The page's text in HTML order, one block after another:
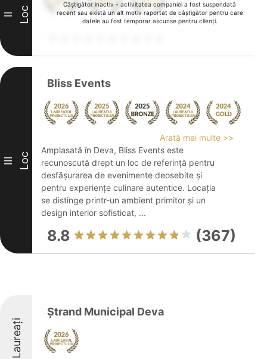
Câștigător inactiv - activitatea companiei a fost suspendată
recent sau există un alt motiv raportat de câștigător pentru care
datele au fost temporar ascunse pentru clienți.
II Loc
III Loc
Bliss Events
Arată mai multe >>
Amplasată în Deva, Bliss Events este
recunoscută drept un loc de referință pentru
desfășurarea de evenimente deosebite și
pentru experiențe culinare autentice. Locația
se distinge printr-un ambient primitor și un
design interior sofisticat, ...
8.8 (367)
Laureați
Ștrand Municipal Deva